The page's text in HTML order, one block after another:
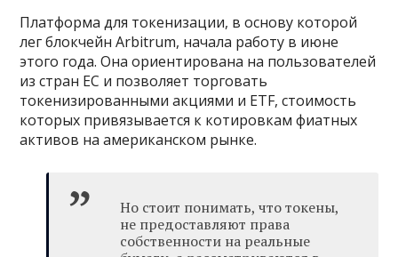
Платформа для токенизации, в основу которой
лег блокчейн Arbitrum, начала работу в июне
этого года. Она ориентирована на пользователей
из стран ЕС и позволяет торговать
токенизированными акциями и ETF, стоимость
которых привязывается к котировкам фиатных
активов на американском рынке.
Но стоит понимать, что токены,
не предоставляют права
собственности на реальные